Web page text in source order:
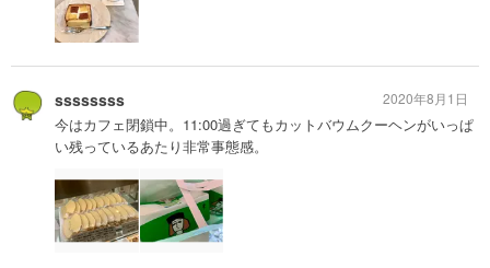
ssssssss
今はカフェ閉鎖中。11:00過ぎてもカットバウムクーヘンがいっぱ
い残っているあたり非常事態感。
2020年8月1日